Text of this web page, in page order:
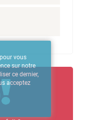
vous
sur notre
ce dernier,
acceptez